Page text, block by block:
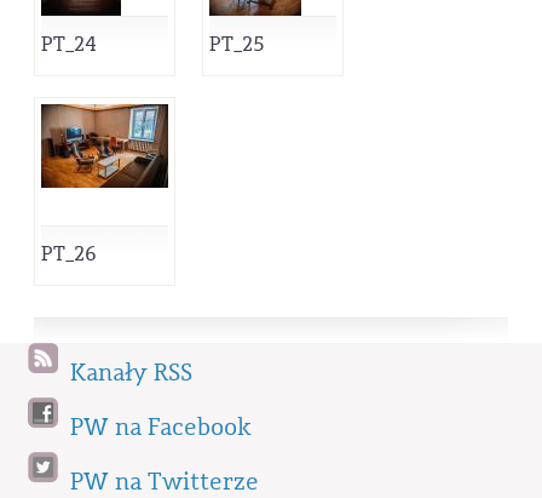
PT_24 PT_25
PT_26
Kanały RSS
PW na Facebook
PW na Twitterze